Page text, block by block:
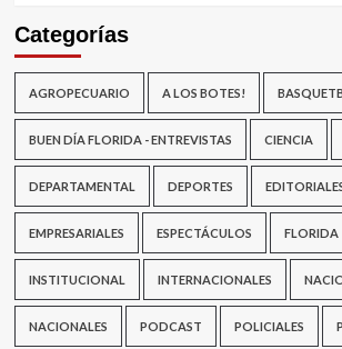
Categorías
AGROPECUARIO A LOS BOTES!
BUEN DÍA FLORIDA - ENTREVISTAS CIENCIA
DEPARTAMENTAL DEPORTES
EMPRESARIALES ESPECTÁCULOS FLORIDA
INSTITUCIONAL INTERNACIONALES
NACIONALES PODCAST POLICIALES